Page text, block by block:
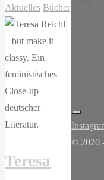
Aktuelles Bücher
Teresa
© 2020